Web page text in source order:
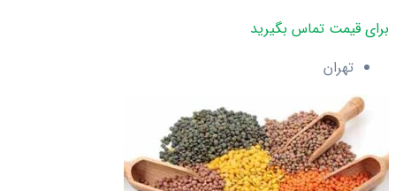
برای قیمت تماس بگیرید
تهران